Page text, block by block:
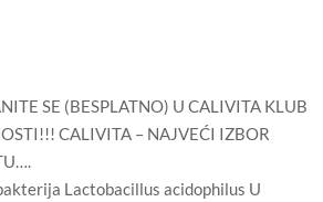
SE (BESPLATNO) U CALIVITA KLUB
CALIVITA – NAJVEĆI IZBOR
Lactobacillus acidophilus U